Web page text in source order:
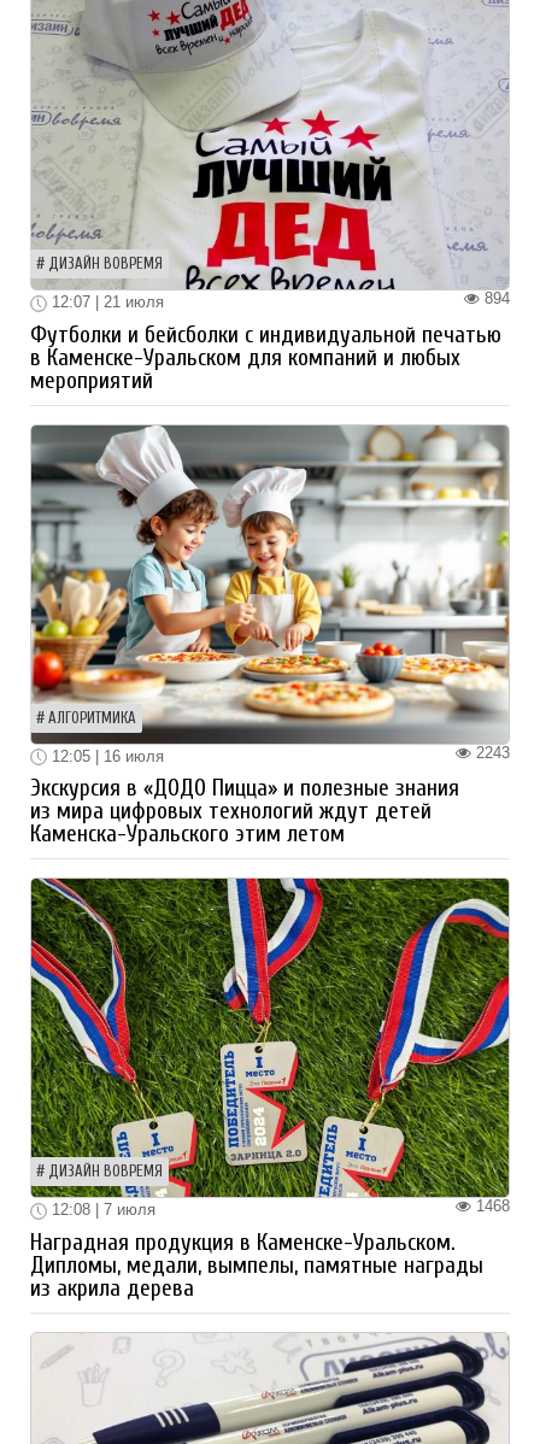
ДИЗАЙН ВОВРЕМЯ
894
12:07 | 21 июля
Футболки и бейсболки с индивидуальной печатью
в Каменске-Уральском для компаний и любых
мероприятий
АЛГОРИТМИКА
2243
12:05 | 16 июля
Экскурсия в «ДОДО Пицца» и полезные знания
из мира цифровых технологий ждут детей
Каменска-Уральского этим летом
ДИЗАЙН ВОВРЕМЯ
1468
12:08 | 7 июля
Наградная продукция в Каменске-Уральском.
Дипломы, медали, вымпелы, памятные награды
из акрила дерева